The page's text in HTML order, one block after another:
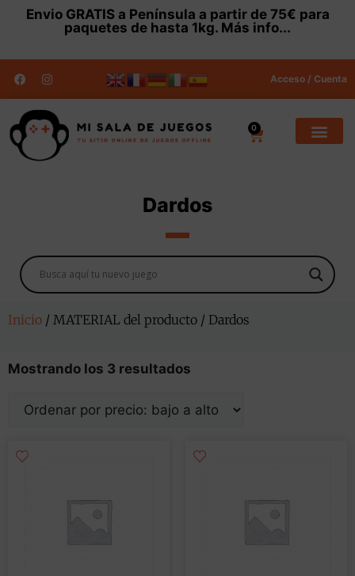
Envio GRATISa Península a partir de 75€ para
paquetes de hasta 1kg. Más info...
Acceso / Cuenta
0
Dardos
Inicio / MATERIAL del producto / Dardos
Mostrando los 3 resultados